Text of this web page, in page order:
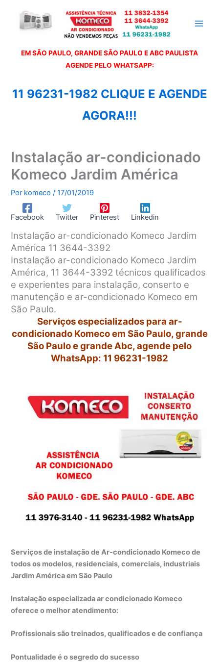
EM SÃO PAULO, GRANDE SÃO PAULO E ABC PAULISTA
AGENDE PELO WHATSAPP:
11 96231-1982 CLIQUE E AGENDE
AGORA!!!
Instalação ar-condicionado
Komeco Jardim América
Por komeco/17/01/2019
Facebook Twitter Pinterest Linkedin
Instalação ar-condicionado Komeco Jardim
América 11 3644-3392
Instalação ar-condicionado Komeco Jardim
América, 11 3644-3392 técnicos qualificados
e experientes para instalação, conserto e
manutenção e ar-condicionado Komeco em
São Paulo.
Serviços especializados para ar-
condicionado Komeco em São Paulo, grande
São Paulo e grande Abc, agende pelo
WhatsApp: 11 96231-1982
Serviços de instalação de Ar-condicionado Komeco de
todos os modelos, residenciais, comerciais, industriais
Jardim América em São Paulo
Instalação especializada ar condicionado Komeco
oferece o melhor atendimento:
Profissionais são treinados, qualificados e de confiança
Pontualidade é o segredo do sucesso